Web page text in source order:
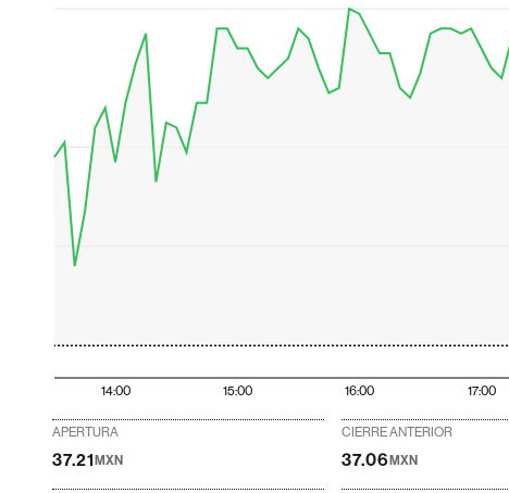
14:00 15:00 16:00 17:00
APERTURA
37.21MXN
CIERRE ANTERIOR
37.06MXN